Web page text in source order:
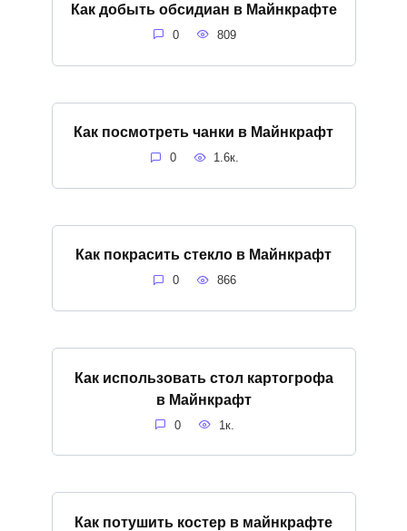
Как добыть обсидиан в Майнкрафте
0 809
Как посмотреть чанки в Майнкрафт
0 1.6к.
Как покрасить стекло в Майнкрафт
0 866
Как использовать стол картогрофа
в Майнкрафт
0 1к.
Как потушить костер в майнкрафте